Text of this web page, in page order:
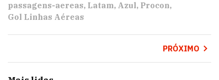
passagens-aereas Latam Azul Procon
Gol Linhas Aéreas
PRÓXIMO